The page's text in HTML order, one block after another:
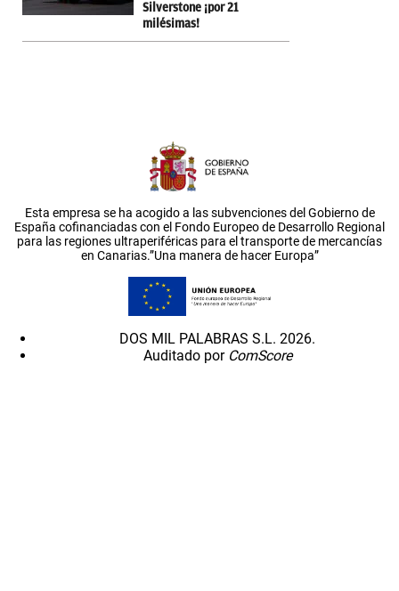
Silverstone ¡por 21
milésimas!
Esta empresa se ha acogido a las subvenciones del Gobierno de
España cofinanciadas con el Fondo Europeo de Desarrollo Regional
para las regiones ultraperiféricas para el transporte de mercancías
en Canarias.”Una manera de hacer Europa”
DOS MIL PALABRAS S.L. 2026.
Auditado por ComScore